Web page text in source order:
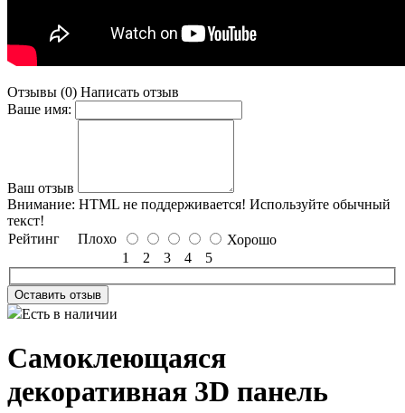
Отзывы (0) Написать отзыв
Ваше имя:
Ваш отзыв
Внимание: HTML не поддерживается! Используйте обычный
текст!
Рейтинг Плохо
Хорошо
1
2 3 4 5
Оставить отзыв
Есть в наличии
Самоклеющаяся
декоративная 3D панель